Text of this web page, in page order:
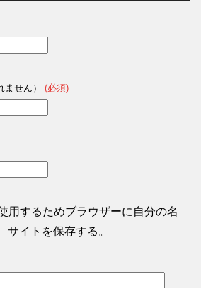
ません） (必須)
用するためブラウザーに自分の名
サイトを保存する。